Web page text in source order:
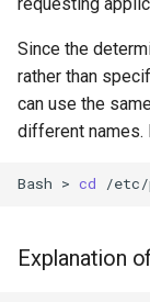
Since the
rather than
can use the
different names.
Bash > cd /etc/
Explanation